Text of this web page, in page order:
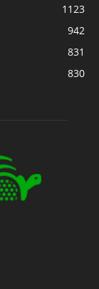
1123
942
831
830